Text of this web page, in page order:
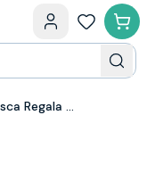
Pietroasele Feteasca Regala Bag in Box 10L